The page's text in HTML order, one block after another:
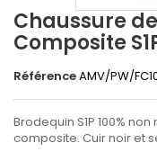
Chaussure
Composite
RéférenceAMV/PW/
Brodequin S1P 100%
composite. Cuir noir et